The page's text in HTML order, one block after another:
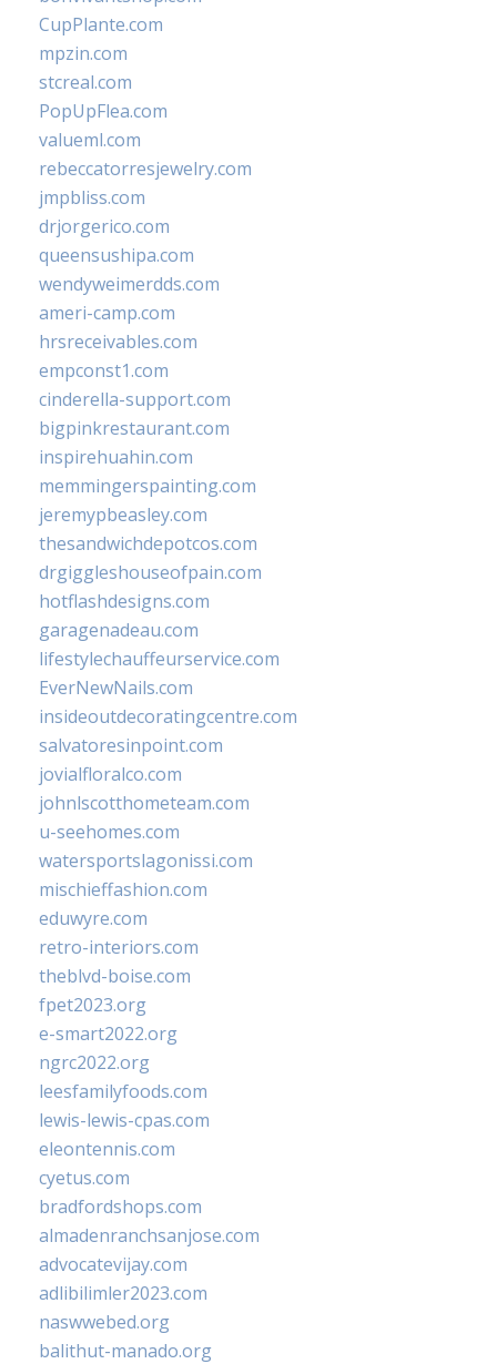
CupPlante.com
mpzin.com
stcreal.com
PopUpFlea.com
valueml.com
rebeccatorresjewelry.com
jmpbliss.com
drjorgerico.com
queensushipa.com
wendyweimerdds.com
ameri-camp.com
hrsreceivables.com
empconst1.com
cinderella-support.com
bigpinkrestaurant.com
inspirehuahin.com
memmingerspainting.com
jeremypbeasley.com
thesandwichdepotcos.com
drgiggleshouseofpain.com
hotflashdesigns.com
garagenadeau.com
lifestylechauffeurservice.com
EverNewNails.com
insideoutdecoratingcentre.com
salvatoresinpoint.com
jovialfloralco.com
johnlscotthometeam.com
u-seehomes.com
watersportslagonissi.com
mischieffashion.com
eduwyre.com
retro-interiors.com
theblvd-boise.com
fpet2023.org
e-smart2022.org
ngrc2022.org
leesfamilyfoods.com
lewis-lewis-cpas.com
eleontennis.com
cyetus.com
bradfordshops.com
almadenranchsanjose.com
advocatevijay.com
adlibilimler2023.com
naswwebed.org
balithut-manado.org